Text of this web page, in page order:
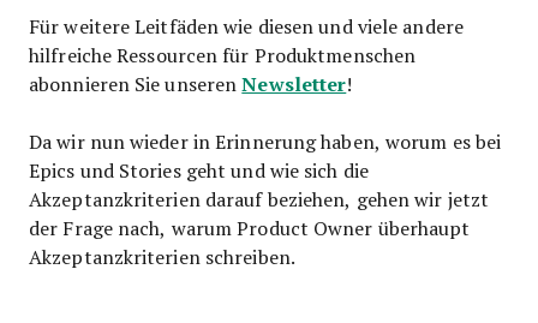
Für weitere Leitfäden wie diesen und viele andere
hilfreiche Ressourcen für Produktmenschen
abonnieren Sie unserenNewsletter!
Da wir nun wieder in Erinnerung haben, worum es bei
Epics und Stories geht und wie sich die
Akzeptanzkriterien darauf beziehen, gehen wir jetzt
der Frage nach, warum Product Owner überhaupt
Akzeptanzkriterien schreiben.